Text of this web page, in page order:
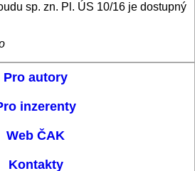
sp. zn. Pl. ÚS 10/16 je dostupný
Pro autory
inzerenty
Web ČAK
Kontakty